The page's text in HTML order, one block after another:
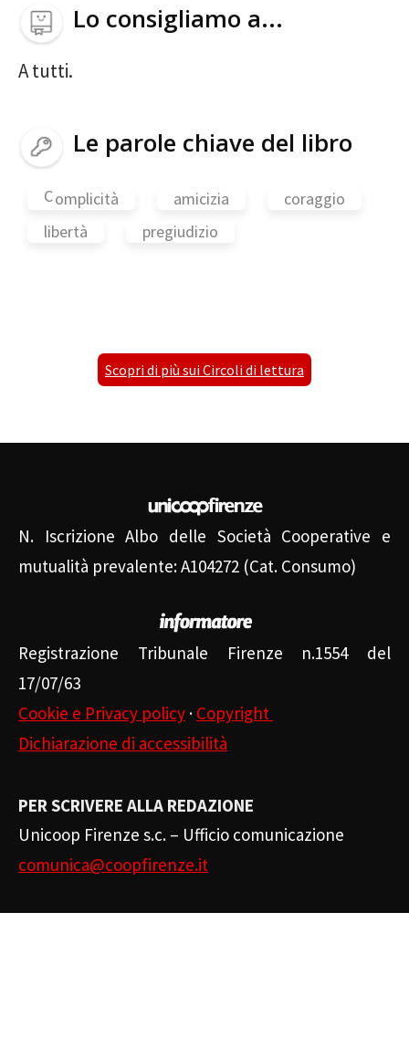
Lo consigliamo a...
A tutti.
Le parole chiave del libro
Complicità amicizia
coraggio
libertà
pregiudizio
Scopri di più sui Circoli di lettura
N. Iscrizione Albo delle Società Cooperative e
mutualità prevalente: A104272 (Cat. Consumo)
Registrazione Tribunale Firenze n.1554 del
17/07/63
Cookie e Privacy policy · Copyright
Dichiarazione di accessibilità
PER SCRIVERE ALLA REDAZIONE
Unicoop Firenze s.c. – Ufficio comunicazione
comunica@coopfirenze.it